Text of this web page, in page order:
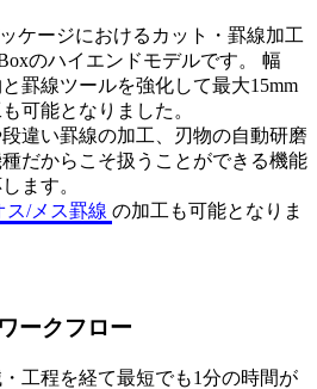
ケージにおけるカット・罫線加工
のハイエンドモデルです。 幅
罫線ツールを強化して最大15mm
可能となりました。
違い罫線の加工、刃物の自動研磨
だからこそ扱うことができる機能
ます。
ス/メス罫線 の加工も可能となりま
ークフロー
工程を経て最短でも1分の時間が